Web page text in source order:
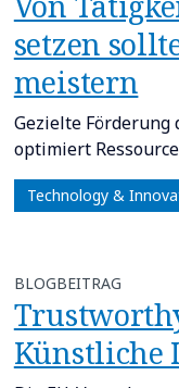
setzen
meistern
Gezielte
optimiert
Technology &
BLOGBEITRAG
Künstliche